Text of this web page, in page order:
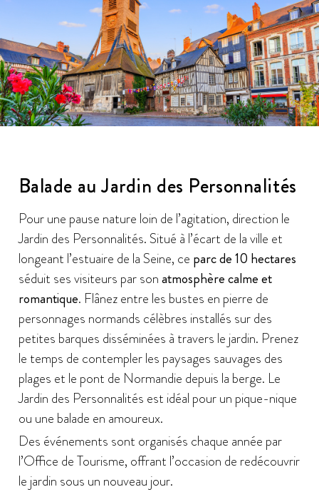
Balade au Jardin des Personnalités
Pour une pause nature loin de l’agitation, direction le
Jardin des Personnalités. Situé à l’écart de la ville et
longeant l’estuaire de la Seine, ce parc de 10 hectares
séduit ses visiteurs par sonatmosphère calme et
romantique. Flânez entre les bustes en pierre de
personnages normands célèbres installés sur des
petites barques disséminées à travers le jardin. Prenez
le temps de contempler les paysages sauvages des
plages et le pont de Normandie depuis la berge. Le
Jardin des Personnalités est idéal pour un pique-nique
ou une balade en amoureux.
Des événements sont organisés chaque année par
l’Office de Tourisme, offrant l’occasion de redécouvrir
le jardin sous un nouveau jour.